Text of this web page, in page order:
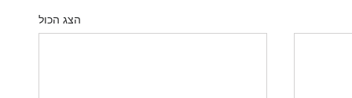
הצג הכול